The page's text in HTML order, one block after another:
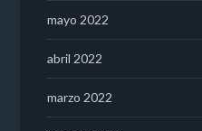
mayo 2022
abril 2022
marzo 2022